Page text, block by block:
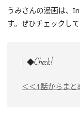
うみさんの漫画は、
す。ぜひチェックし
◆Check!
＜＜1話からまと